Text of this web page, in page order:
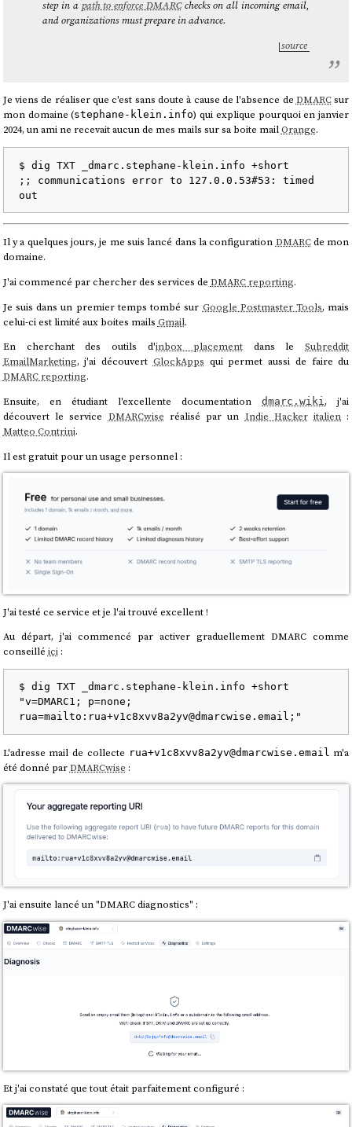
step in a path to enforce DMARCchecks on all incoming email,
and organizations must prepare in advance.
source
Je viens de réaliser que c'est sans doute à cause de l'absence de DMARCsur
mon domaine (stephane-klein.info) qui explique pourquoi en janvier
2024, un ami ne recevait aucun de mes mails sur sa boite mailOrange.
$ dig TXT _dmarc.stephane-klein.info +short
;; communications error to 127.0.0.53#53: timed
Il y a quelques jours, je me suis lancé dans la configurationDMARCde mon
domaine.
J'ai commencé par chercher des services de DMARC reporting.
Je suis dans un premier temps tombé sur Google Postmaster Tools, mais
celui-ci est limité aux boites mails Gmail.
En cherchant des outils d'inbox placementdans leSubreddit
EmailMarketing, j'ai découvert GlockApps qui permet aussi de faire du
DMARC reporting.
Ensuite, en étudiant l'excellente documentationdmarc.wiki, j'ai
découvert le service DMARCwise réalisé par un Indie Hacker italien :
Matteo Contrini.
Il est gratuit pour un usage personnel :
J'ai testé ce service et je l'ai trouvé excellent !
Au départ, j'ai commencé par activer graduellement DMARC comme
conseillé ici:
$ dig TXT _dmarc.stephane-klein.info +short
"v=DMARC1; p=none;
L'adresse mail de collecte rua+v1c8xvv8a2yv@dmarcwise.email m'a
été donné parDMARCwise :
J'ai ensuite lancé un "DMARC diagnostics" :
Et j'ai constaté que tout était parfaitement configuré :